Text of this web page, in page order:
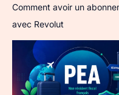
Comment avoir un
avec Revolut